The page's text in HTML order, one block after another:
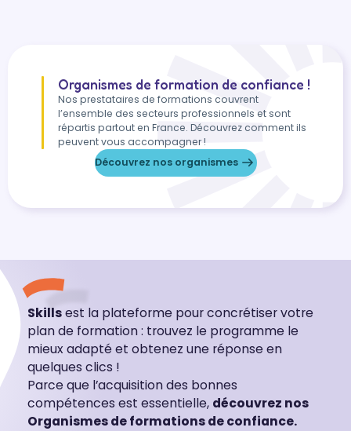
Organismes de formation de confiance !
Nos prestataires de formations couvrent
l’ensemble des secteurs professionnels et sont
répartis partout en France. Découvrez comment ils
peuvent vous accompagner !
Découvrez nos organismes
Skillsest la plateforme pour concrétiser votre
plan de formation : trouvez le programme le
mieux adapté et obtenez une réponse en
quelques clics !
Parce que l’acquisition des bonnes
compétences est essentielle, découvrez nos
Organismes de formations de confiance.